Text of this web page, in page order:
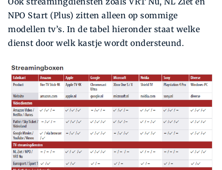
NPO Start (Plus) zitten alleen op sommige
modellen tv’s. In de tabel hieronder staat welke
dienst door welk kastje wordt ondersteund.